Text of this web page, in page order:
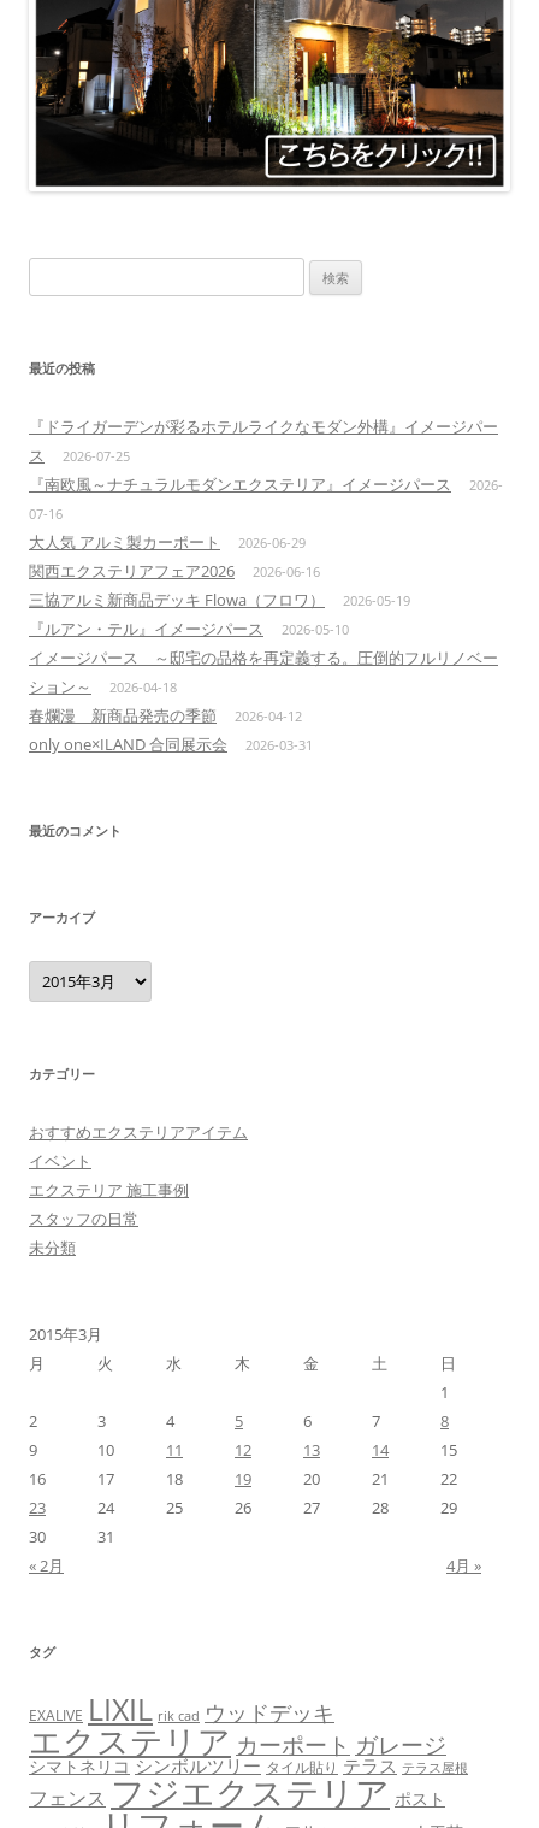
索:
最近の投稿
『ドライガーデンが彩るホテルライクなモダン外構』イメージパー
ス
2026-07-25
『南欧風～ナチュラルモダンエクステリア』イメージパース
2026-
07-16
大人気 アルミ製カーポート 2026-06-29
関西エクステリアフェア2026 2026-06-16
三協アルミ新商品デッキ Flowa（フロワ） 2026-05-19
『ルアン・テル』イメージパース 2026-05-10
イメージパース ～邸宅の品格を再定義する。圧倒的フルリノベー
ション～
2026-04-18
春爛漫 新商品発売の季節 2026-04-12
only one×ILAND 合同展示会 2026-03-31
最近のコメント
アーカイブ
ア
ー
カ
カテゴリー
おすすめエクステリアアイテム
イベント
エクステリア 施工事例
スタッフの日常
未分類
2015年3月
月
火 水 木 金 土
日
1
2
3 4 5 6 7
8
9
10 11 12 13 14
15
16
17 18 19 20 21
22
23
24 25 26 27 28
29
30
31
« 2月
4月 »
タグ
EXALIVE LIXIL rik cad ウッドデッキ
エクステリア カーポート ガレージ
シマトネリコ シンボルツリー タイル貼り テラス テラス屋根
フェンス フジエクステリア ポスト